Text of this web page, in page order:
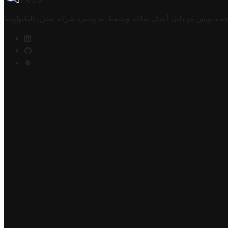
تونس هو دليل أعمال تملكه وتحتفظ به وتديره شركة مخزن التكنولوجيا